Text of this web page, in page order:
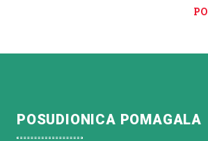
POSUDIONICA POMAGALA